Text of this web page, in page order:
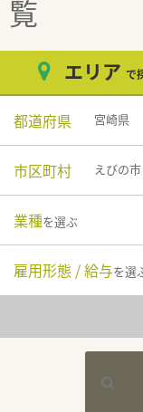
覧
エリア で
都道府県 宮崎県
市区町村 えびの市
業種を選ぶ
雇用形態 / 給与を選